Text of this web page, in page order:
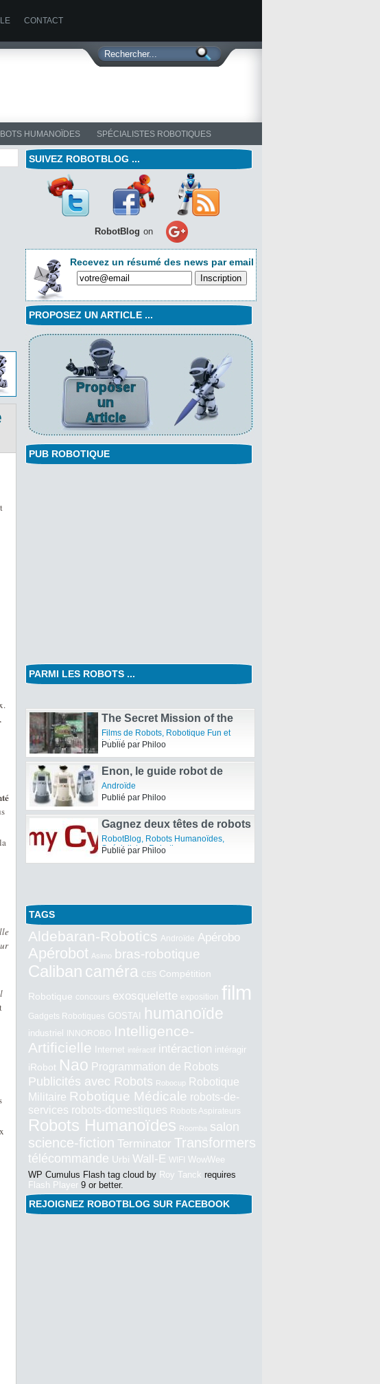
CONTACT
HUMANOÏDES SPÉCIALISTES ROBOTIQUES
SUIVEZ ROBOTBLOG ...
RobotBlog on
Recevez un résumé des news par email
PROPOSEZ UN ARTICLE ...
PUB ROBOTIQUE
PARMI LES ROBOTS ...
dans le journal 20 Minutes
Robots de Compagnie,
Robots
Humanoïdes,Spécialistes Robotiques
Publié par Philoo
The Secret Mission of the
Terminator – Microsoft vs
Apple
Films de Robots, Robotique Fun et
Intelligente
Publié par Philoo
Enon, le guide robot de
Fujitsu
Androïde
Publié par Philoo
Gagnez deux têtes de robots
TAGS
Aldebaran-Robotics Androïde Apérobo
Apérobot Asimo bras-robotique
Caliban caméra CES Compétition
Robotique concours exosquelette exposition film
Gadgets Robotiques GOSTAI humanoïde
industriel INNOROBO Intelligence-
Artificielle
Internet intéractif intéraction intéragir
iRobot Nao Programmation de Robots
Publicités avec Robots Robocup
Robotique
Militaire Robotique Médicale robots-de-
services robots-domestiques Robots Aspirateurs
Robots Humanoïdes Roomba salon
science-fiction Terminator Transformers
télécommande Urbi Wall-E WIFI WowWee
WP Cumulus Flash tag cloud by Roy Tanck requires
Flash Player 9 or better.
REJOIGNEZ ROBOTBLOG SUR FACEBOOK